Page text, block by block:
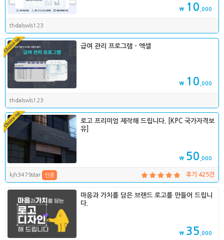
₩ 10 ,000
thdalswls123
급여 관리 프로그램 - 엑셀
₩ 10 ,000
thdalswls123
로고 프리미엄 제작해 드립니다. [KPC 국가자격보
유]
₩ 50 ,000
kjh3479star 인증 후기 425건
마음과 가치를 담은 브랜드 로고를 만들어 드립니
다.
₩ 35 ,000